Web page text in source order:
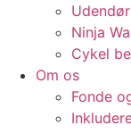
Ninja
Cykel
Om os
Fonde